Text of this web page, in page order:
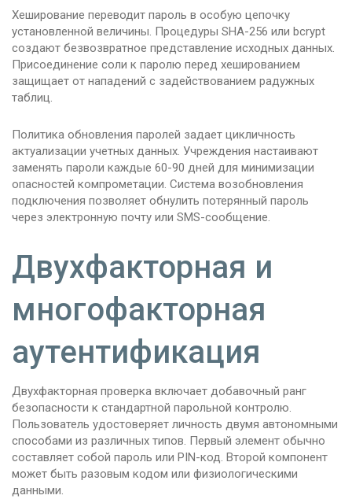
Хеширование переводит пароль в особую цепочку
установленной величины. Процедуры SHA-256 или bcrypt
создают безвозвратное представление исходных данных.
Присоединение соли к паролю перед хешированием
защищает от нападений с задействованием радужных
таблиц.
Политика обновления паролей задает цикличность
актуализации учетных данных. Учреждения настаивают
заменять пароли каждые 60-90 дней для минимизации
опасностей компрометации. Система возобновления
подключения позволяет обнулить потерянный пароль
через электронную почту или SMS-сообщение.
Двухфакторная и
многофакторная
аутентификация
Двухфакторная проверка включает добавочный ранг
безопасности к стандартной парольной контролю.
Пользователь удостоверяет личность двумя автономными
способами из различных типов. Первый элемент обычно
составляет собой пароль или PIN-код. Второй компонент
может быть разовым кодом или физиологическими
данными.